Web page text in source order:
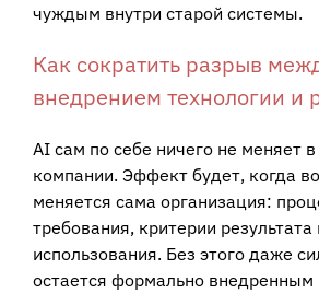
чуждым внутри старой системы.
Как сократить разрыв
внедрением технологии и
AI сам по себе ничего не меняет
компании. Эффект будет, когда
меняется сама организация:
требования, критерии
использования. Без этого даже
остается формально внедренным